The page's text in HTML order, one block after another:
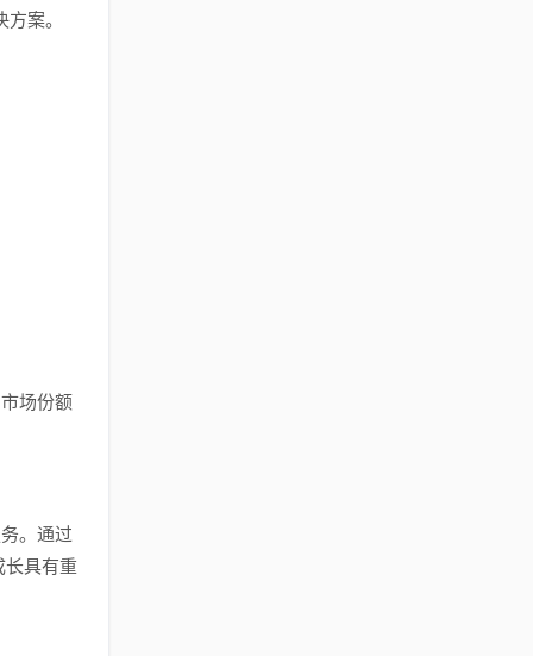
案。
场份额
。通过
长具有重